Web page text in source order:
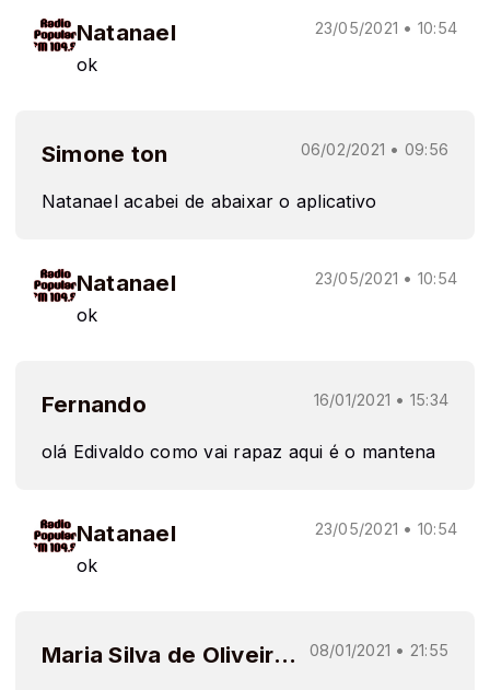
Natanael 23/05/2021 • 10:54
ok
Simone ton 06/02/2021 • 09:56
Natanael acabei de abaixar o aplicativo
Natanael 23/05/2021 • 10:54
ok
Fernando 16/01/2021 • 15:34
olá Edivaldo como vai rapaz aqui é o mantena
Natanael 23/05/2021 • 10:54
ok
Maria Silva de Oliveira Sancho 08/01/2021 • 21:55